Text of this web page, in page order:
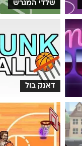
שלדי המגרש
דאנק בול